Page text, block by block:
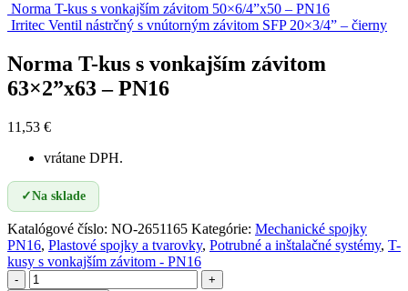
Norma T-kus s vonkajším závitom 50×6/4”x50 – PN16
Irritec Ventil nástrčný s vnútorným závitom SFP 20×3/4” – čierny
Norma T-kus s vonkajším závitom
63×2”x63 – PN16
11,53 €
vrátane DPH.
✓Na sklade
Katalógové číslo: NO-2651165 Kategórie: Mechanické spojky
PN16, Plastové spojky a tvarovky, Potrubné a inštalačné systémy, T-
kusy s vonkajším závitom - PN16
-
+